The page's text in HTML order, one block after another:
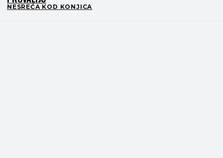
NESREĆA KOD KONJICA